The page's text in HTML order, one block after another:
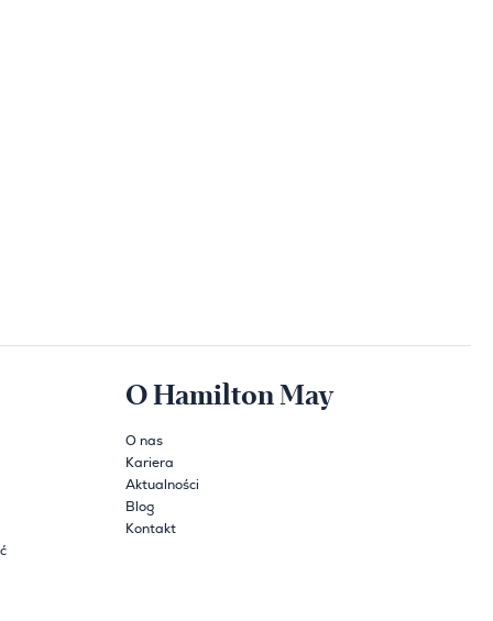
O Hamilton May
O nas
Kariera
Aktualności
Blog
Kontakt